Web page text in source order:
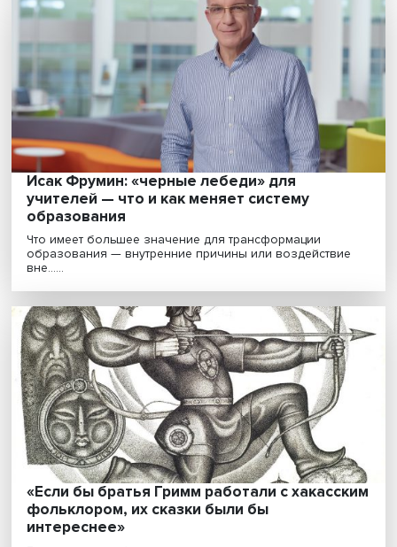
«Не смотрите наверх»: спекуляция или
беспощадная сатира?
Доцент, руководитель программы «Коммуникации в
государственных структурах и НКО» НИУ ВШЭ Никита
Спекулянты и мешочники: как элементы
рынка пробивались через советскую
распределительную систему в годы